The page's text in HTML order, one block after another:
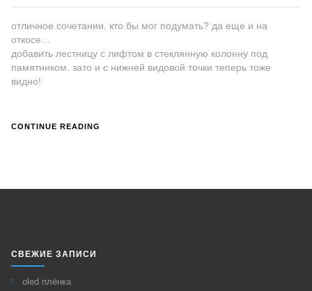
отличное сочетании. кто бы мог подумать? да еще и на
откосе…
добавить лестницу с лифтом в стеклянную колонну под
памятником. зато и с нижней видовой точки теперь тоже
видно!
CONTINUE READING
СВЕЖИЕ ЗАПИСИ
oled плёнка